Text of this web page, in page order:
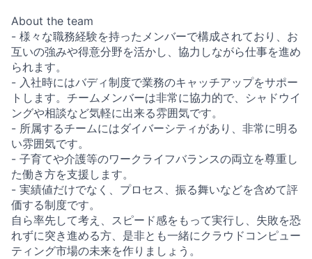
About the team
- 様々な職務経験を持ったメンバーで構成されており、お
互いの強みや得意分野を活かし、協力しながら仕事を進め
られます。
- 入社時にはバディ制度で業務のキャッチアップをサポー
トします。チームメンバーは非常に協力的で、シャドウイ
ングや相談など気軽に出来る雰囲気です。
- 所属するチームにはダイバーシティがあり、非常に明る
い雰囲気です。
- 子育てや介護等のワークライフバランスの両立を尊重し
た働き方を支援します。
- 実績値だけでなく、プロセス、振る舞いなどを含めて評
価する制度です。
自ら率先して考え、スピード感をもって実行し、失敗を恐
れずに突き進める方、是非とも一緒にクラウドコンピュー
ティング市場の未来を作りましょう。